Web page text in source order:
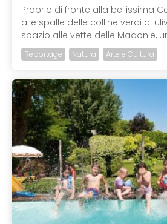
Proprio di fronte alla bellissima
alle spalle delle colline verdi di
spazio alle vette delle Madonie,
Reportage Natura Arte e Cultura